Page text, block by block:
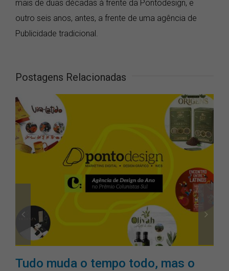
mais de duas décadas à frente da Pontodesign, e
outro seis anos, antes, a frente de uma agência de
Publicidade tradicional.
Postagens Relacionadas
Tudo muda o tempo todo, mas o